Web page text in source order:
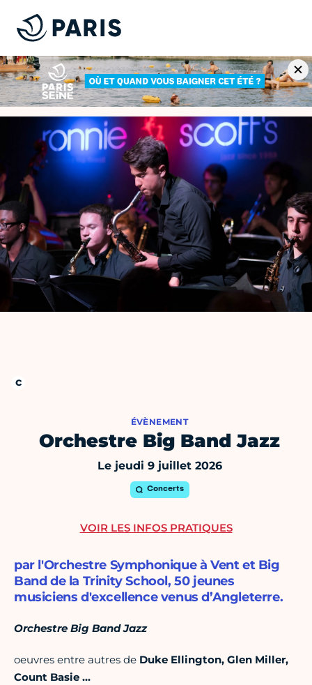
ÉVÈNEMENT
Orchestre Big Band Jazz
Le jeudi 9 juillet 2026
Concerts
par l'Orchestre Symphonique à Vent et Big
Band de la Trinity School, 50 jeunes
musiciens d'excellence venus d’Angleterre.
Orchestre Big Band Jazz
oeuvres entre autres de Duke Ellington, Glen Miller,
Count Basie …
VOIR LES INFOS PRATIQUES